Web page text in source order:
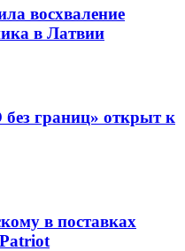
восхваление
в Латвии
границ» открыт к
в поставках